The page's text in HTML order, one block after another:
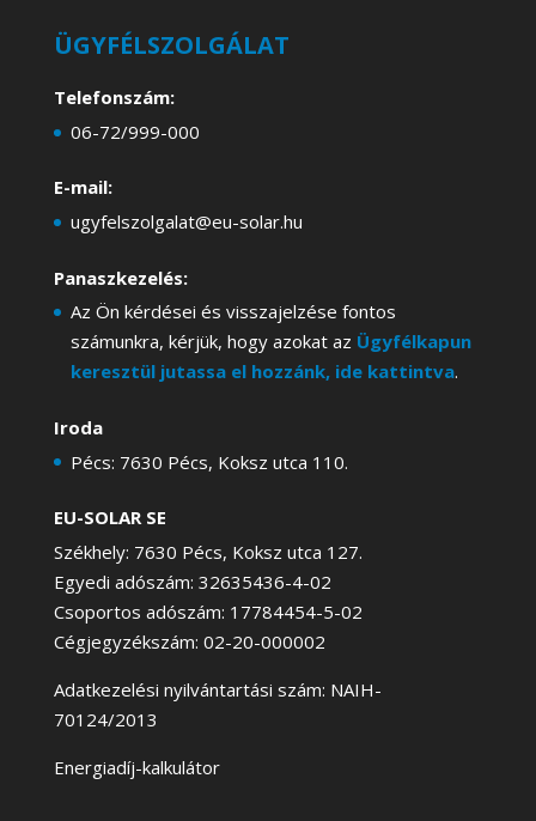
ÜGYFÉLSZOLGÁLAT
Telefonszám:
06-72/999-000
E-mail:
ugyfelszolgalat@eu-solar.hu
Panaszkezelés:
Az Ön kérdései és visszajelzése fontos
számunkra, kérjük, hogy azokat az Ügyfélkapun
keresztül jutassa el hozzánk, ide kattintva.
Iroda
Pécs: 7630 Pécs, Koksz utca 110.
EU-SOLAR SE
Székhely: 7630 Pécs, Koksz utca 127.
Egyedi adószám: 32635436-4-02
Csoportos adószám: 17784454-5-02
Cégjegyzékszám: 02-20-000002
Adatkezelési nyilvántartási szám: NAIH-
70124/2013
Energiadíj-kalkulátor